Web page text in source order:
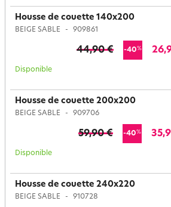
Housse de couette 140x200
BEIGE SABLE 909861
44,90 € -40%
Disponible
Housse de couette 200x200
BEIGE SABLE 909706
59,90 € -40%
Disponible
Housse de couette 240x220
BEIGE SABLE 910728